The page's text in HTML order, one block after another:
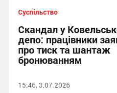
Суспільство
Скандал у
депо: працівники
про тиск та шантаж
бронюванням
15:46, 3.07.2026